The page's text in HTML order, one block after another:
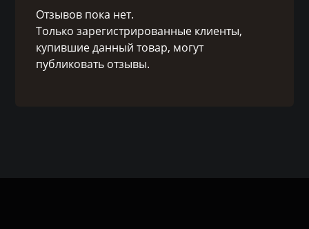
Отзывов пока нет.
Только зарегистрированные клиенты,
купившие данный товар, могут
публиковать отзывы.